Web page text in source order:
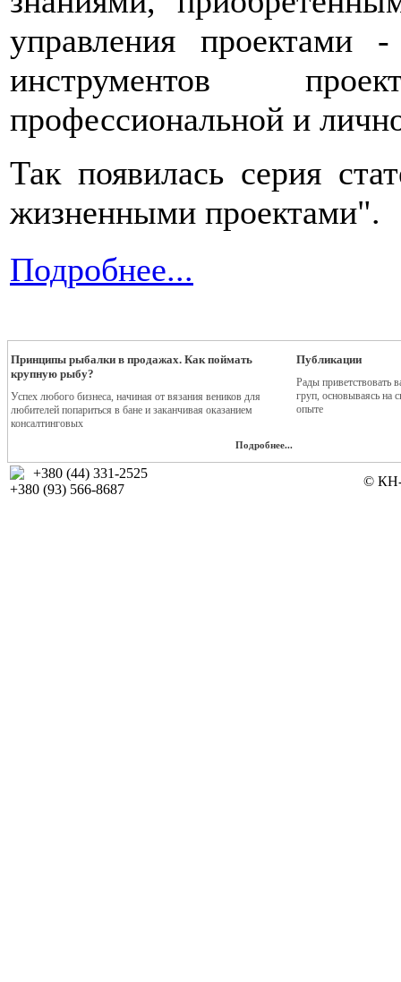
управления проектами
инструментов
профессиональной и
Так появилась серия
жизненными проектами".
Подробнее...
Принципы рыбалки в продажах. Как поймать
крупную рыбу?
Успех любого бизнеса, начиная от вязания веников для
любителей попариться в бане и заканчивая оказанием
консалтинговых
Подробнее...
Публикации
Рады приветствовать
груп, основываясь на
опыте
+380 (44) 331-2525
+380 (93) 566-8687
© КН-